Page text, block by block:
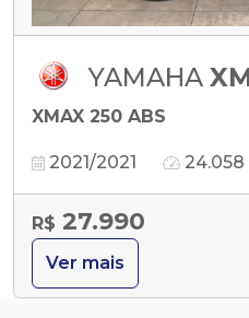
YAMAHA
XMAX 250 ABS
2021/2021
R$ 27.990
Ver mais